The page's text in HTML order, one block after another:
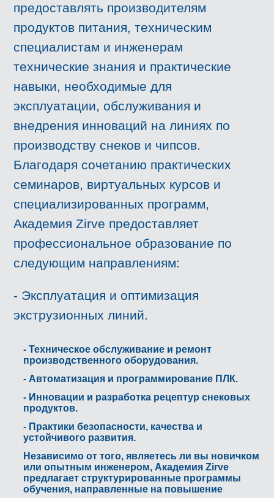
предоставлять производителям
продуктов питания, техническим
специалистам и инженерам
технические знания и практические
навыки, необходимые для
эксплуатации, обслуживания и
внедрения инноваций на линиях по
производству снеков и чипсов.
Благодаря сочетанию практических
семинаров, виртуальных курсов и
специализированных программ,
Академия Zirve предоставляет
профессиональное образование по
следующим направлениям:
- Эксплуатация и оптимизация
экструзионных линий.
- Техническое обслуживание и ремонт
производственного оборудования.
- Автоматизация и программирование ПЛК.
- Инновации и разработка рецептур снековых
продуктов.
- Практики безопасности, качества и
устойчивого развития.
Независимо от того, являетесь ли вы новичком
или опытным инженером, Академия Zirve
предлагает структурированные программы
обучения, направленные на повышение